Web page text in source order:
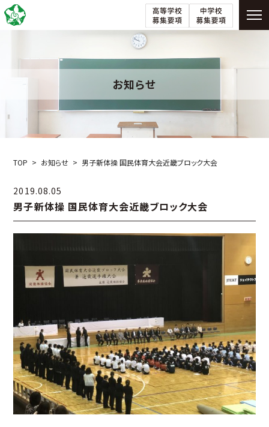
お知らせ
TOP お知らせ 男子新体操 国民体育大会近畿ブロック大会
2019.08.05
男子新体操 国民体育大会近畿ブロック大会